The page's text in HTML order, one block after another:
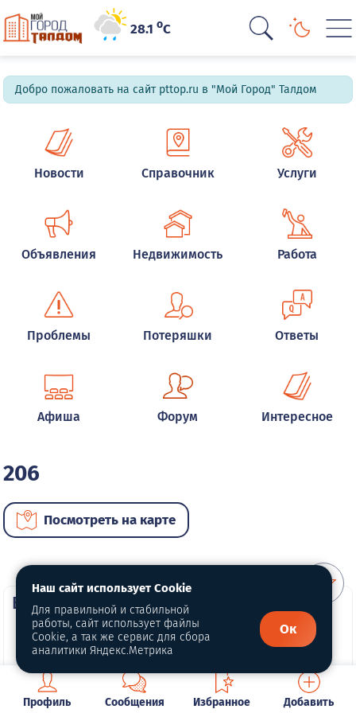
28.1oC
Добро пожаловать на сайт pttop.ru в "Мой Город" Талдом
Новости Справочник Услуги
Объявления Недвижимость Работа
Проблемы Потеряшки Ответы
Афиша Форум Интересное
206
Посмотреть на карте
ВИП автомобили
Профиль Сообщения Избранное Добавить
Наш сайт использует Cookie
Для правильной и стабильной
работы, сайт использует файлы
Cookie, а так же сервис для сбора
аналитики Яндекс.Метрика
Ок